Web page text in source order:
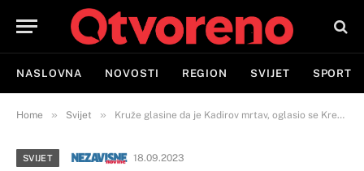
NASLOVNA NOVOSTI REGION SVIJET SPORT
Home » Svijet » Kruže glasine da je Kadirov mrtav, oglasio se Kremlj
SVIJET 18.09.2023